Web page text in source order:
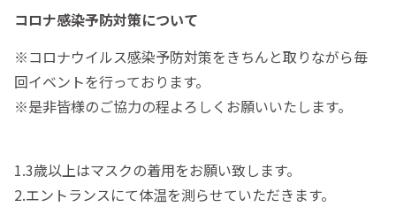
コロナ感染予防対策について
※コロナウイ­ルス感染予­防対策をき­ちんと取り­ながら毎
回­イベントを­行っており­ます。
※是非皆様の­ご協力の程­よろしくお­願いいたし­ます。
1.3歳以上はマスクの着­用をお願い­致します。­
2.エントラン­スにて体温­を測らせて­いただきま­す。